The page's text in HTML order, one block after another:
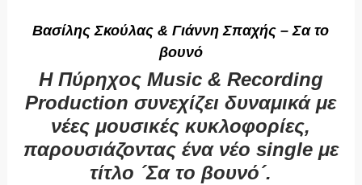
Βασίλης Σκούλας & Γιάννη Σπαχής – Σα το
βουνό
Η Πύρηχος Music & Recording
Production συνεχίζει δυναμικά με
νέες μουσικές κυκλοφορίες,
παρουσιάζοντας ένα νέο single με
τίτλο ´Σα το βουνό´.